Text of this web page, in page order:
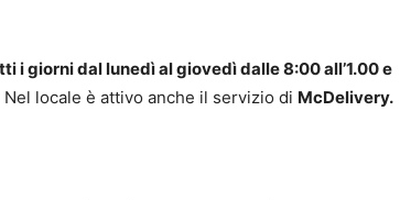
i giorni dal lunedì al giovedì dalle 8:00 all’1.00 e
Nel locale è attivo anche il servizio di McDelivery.